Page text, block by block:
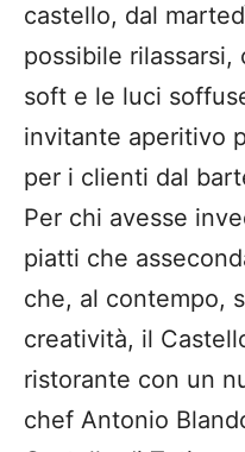
castello, dal
possibile rilassarsi,
soft e le luci
invitante aperitivo
per i clienti dal
Per chi avesse
piatti che
che, al contempo,
creatività, il
ristorante con un
chef Antonio